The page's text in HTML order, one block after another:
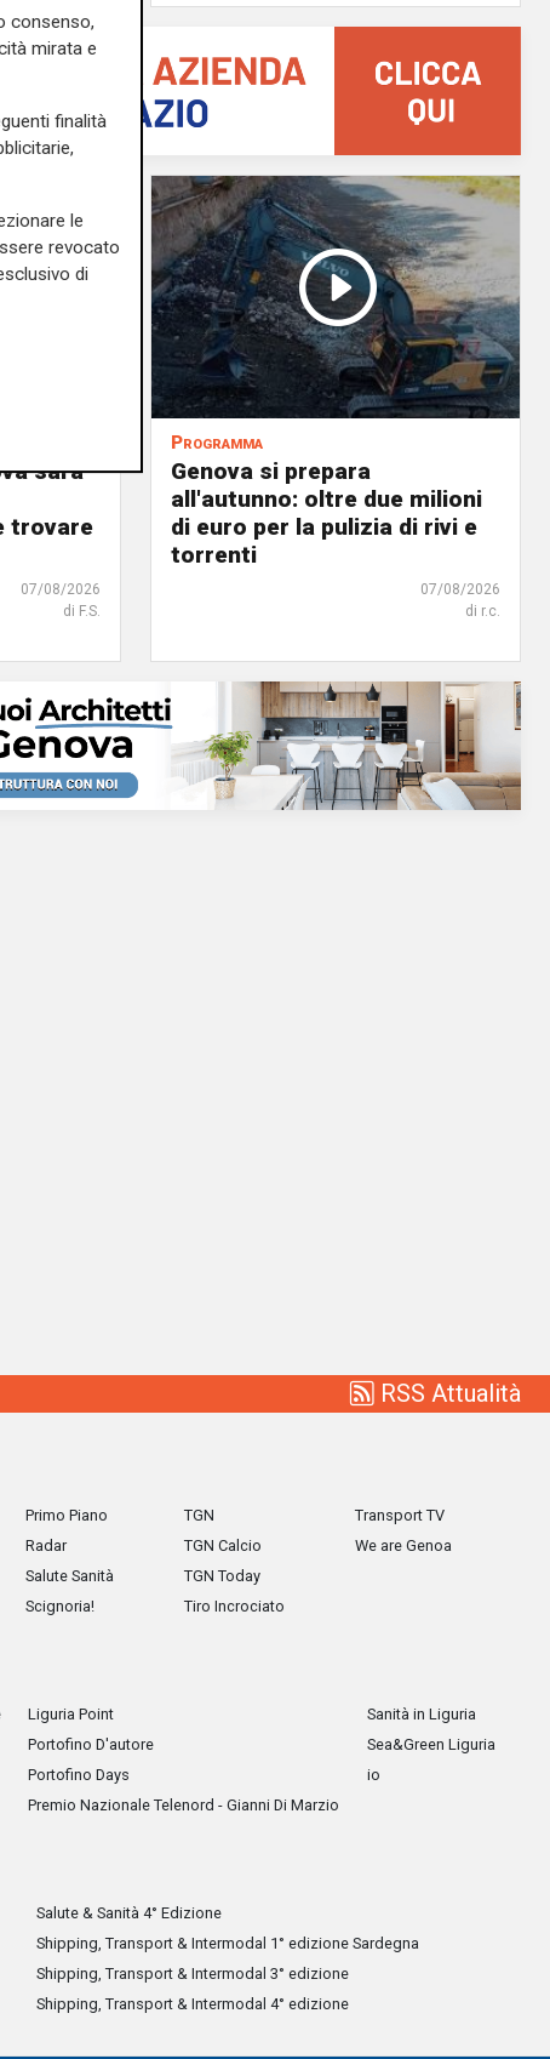
sarà
trovare
07/08/2026
di F.S.
Programma
Genova si prepara
all'autunno: oltre due milioni
di euro per la pulizia di rivi e
torrenti
07/08/2026
di r.c.
RSS Attualità
Primo Piano
Radar
Salute Sanità
Scignoria!
TGN
TGN Calcio
TGN Today
Tiro Incrociato
Transport TV
We are Genoa
Liguria Point
Portofino D'autore
Portofino Days
Premio Nazionale Telenord - Gianni Di Marzio
Sanità in Liguria
Sea&Green Liguria
io
Salute & Sanità 4° Edizione
Shipping, Transport & Intermodal 1° edizione Sardegna
Shipping, Transport & Intermodal 3° edizione
Shipping, Transport & Intermodal 4° edizione
consenso,
mirata e
finalità
le
revocato
di